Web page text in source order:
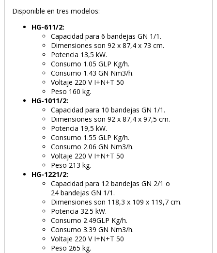
Disponible en tres modelos:
HG-611/2:
Capacidad para 6 bandejas GN 1/1.
Dimensiones son 92 x 87,4 x 73 cm.
Potencia 13,5 kW.
Consumo 1.05 GLP Kg/h.
Consumo 1.43 GN Nm3/h.
Voltaje 220 V I+N+T 50
Peso 160 kg.
HG-1011/2:
Capacidad para 10 bandejas GN 1/1.
Dimensiones son 92 x 87,4 x 97,5 cm.
Potencia 19,5 kW.
Consumo 1.55 GLP Kg/h.
Consumo 2.06 GN Nm3/h.
Voltaje 220 V I+N+T 50
Peso 213 kg.
HG-1221/2:
Capacidad para 12 bandejas GN 2/1 o
24 bandejas GN 1/1.
Dimensiones son 118,3 x 109 x 119,7 cm.
Potencia 32.5 kW.
Consumo 2.49GLP Kg/h.
Consumo 3.39 GN Nm3/h.
Voltaje 220 V I+N+T 50
Peso 265 kg.